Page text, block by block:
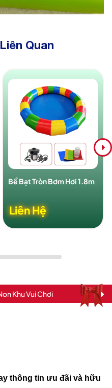
Quan
Bể Bạt Tròn Bơm Hơi 1.8m
Liên Hệ
Khu Vui Chơi
thông tin ưu đãi và hữu